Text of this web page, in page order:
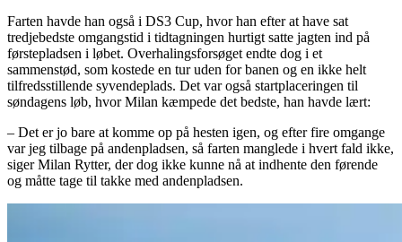
Farten havde han også i DS3 Cup, hvor han efter at have sat
tredjebedste omgangstid i tidtagningen hurtigt satte jagten ind på
førstepladsen i løbet. Overhalingsforsøget endte dog i et
sammenstød, som kostede en tur uden for banen og en ikke helt
tilfredsstillende syvendeplads. Det var også startplaceringen til
søndagens løb, hvor Milan kæmpede det bedste, han havde lært:
– Det er jo bare at komme op på hesten igen, og efter fire omgange
var jeg tilbage på andenpladsen, så farten manglede i hvert fald ikke,
siger Milan Rytter, der dog ikke kunne nå at indhente den førende
og måtte tage til takke med andenpladsen.